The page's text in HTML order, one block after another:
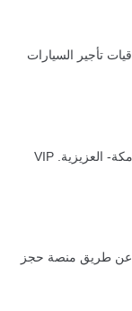
تأجير السيارات
إلغاء مجاني لايجار السيارات في مكة- العزيزية. VIP
عن طريق منصة حجز